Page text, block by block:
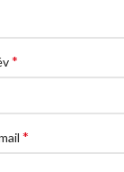
*
*